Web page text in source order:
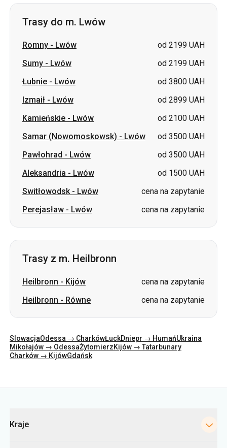
Trasy do m. Lwów
Romny - Lwów
od 2199 UAH
Sumy - Lwów
od 2199 UAH
Łubnie - Lwów
od 3800 UAH
Izmaił - Lwów
od 2899 UAH
Kamieńskie - Lwów
od 2100 UAH
Samar (Nowomoskowsk) - Lwów
od 3500 UAH
Pawłohrad - Lwów
od 3500 UAH
Aleksandria - Lwów
od 1500 UAH
Switłowodsk- Lwów
cena na zapytanie
Perejasław - Lwów cena na zapytanie
Trasy z m. Heilbronn
Heilbronn - Kijów
cena na zapytanie
Heilbronn - Równe cena na zapytanie
SlowacjaOdessa → CharkówŁuckDniepr → HumańUkraina
Mikołajów → OdessaŻytomierzKijów → Tatarbunary
Charków → KijówGdańsk
Kraje